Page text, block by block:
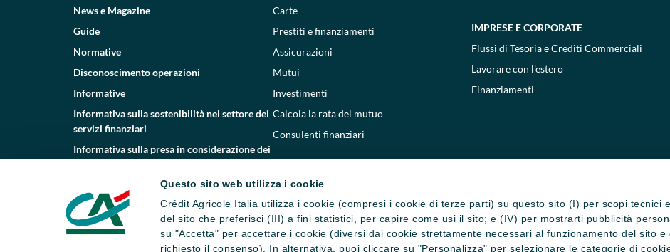
Questo sito web utilizza i cookie
Crédit Agricole Italia utilizza i cookie (compresi i cookie di terze parti) su questo sito (I) per scopi tecnici
del sito che preferisci (III) a fini statistici, per capire come usi il sito; e (IV) per mostrarti pubblicità
su "Accetta" per accettare i cookie (diversi dai cookie strettamente necessari al funzionamento del sito
richiesto il consenso). In alternativa, puoi cliccare su "Personalizza" per selezionare le categorie di
News e Magazine
Guide
Normative
Disconoscimento operazioni
Informative
Informativa sulla sostenibilità nel settore dei
servizi finanziari
Informativa sulla presa in considerazione dei
Whistleblowing
Carte
Prestiti e finanziamenti
Assicurazioni
Mutui
Investimenti
Calcola la rata del mutuo
Consulenti finanziari
IMPRESE E CORPORATE
Flussi di Tesoria e Crediti Commerciali
Lavorare con l'estero
Finanziamenti